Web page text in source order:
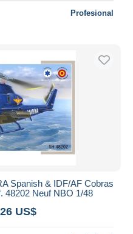
Profesional
Spanish & IDF/AF Cobras
48202 Neuf NBO 1/48
US$